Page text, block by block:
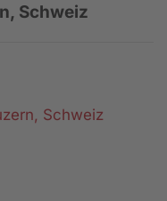
Schweiz
Schweiz